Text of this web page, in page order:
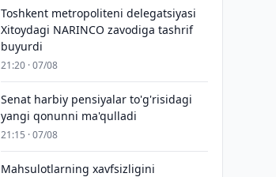
Toshkent metropoliteni delegatsiyasi
Xitoydagi NARINCO zavodiga tashrif
buyurdi
21:20 · 07/08
Senat harbiy pensiyalar to'g'risidagi
yangi qonunni ma'qulladi
21:15 · 07/08
Mahsulotlarning xavfsizligini